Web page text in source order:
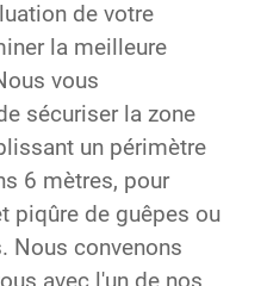
de votre
la meilleure
vous
sécuriser la zone
un périmètre
6 mètres, pour
piqûre de guêpes ou
Nous convenons